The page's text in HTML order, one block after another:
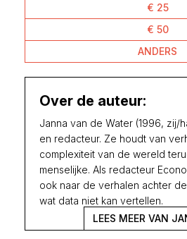
€ 25
€ 50
ANDERS
Over de auteur:
Janna van de Water (1996, zij/
en redacteur. Ze houdt van
complexiteit van de wereld
menselijke. Als redacteur
ook naar de verhalen achter
wat data niet kan vertellen.
LEES MEER VAN